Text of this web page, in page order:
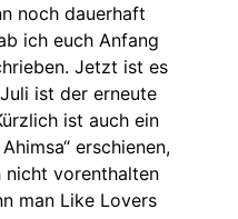
noch dauerhaft
ich euch Anfang
Jetzt ist es
ist der erneute
ist auch ein
erschienen,
nicht vorenthalten
man Like Lovers